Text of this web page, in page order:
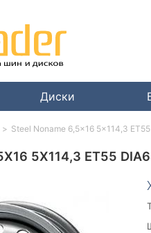
Диски
5X114,3 ET55
Steel Noname 6,5x16 5x114,3